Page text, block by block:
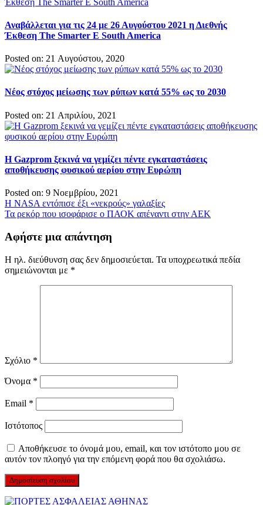
Αναβάλλεται για τις 24 με 26 Αυγούστου 2021 η Διεθνής
Έκθεση The Smarter E South America
Posted on: 21 Αυγούστου, 2020
Νέος στόχος μείωσης των ρύπων κατά 55% ως το 2030
Posted on: 21 Απριλίου, 2021
Η Gazprom ξεκινά να γεμίζει πέντε εγκαταστάσεις
αποθήκευσης φυσικού αερίου στην Ευρώπη
Posted on: 9 Νοεμβρίου, 2021
Πλοήγηση
άρθρων
H NASA εντόπισε έξι «νεκρούς» γαλαξίες
Τα ρεκόρ που ισοφάρισε ο ΠΑΟΚ απέναντι στην ΑΕΚ
Αφήστε μια απάντηση
Η ηλ. διεύθυνση σας δεν δημοσιεύεται. Τα υποχρεωτικά πεδία
σημειώνονται με *
Σχόλιο *
Όνομα *
Email *
Ιστότοπος
Αποθήκευσε το όνομά μου, email, και τον ιστότοπο μου σε
αυτόν τον πλοηγό για την επόμενη φορά που θα σχολιάσω.